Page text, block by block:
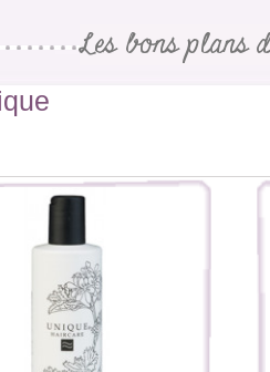
Les bons plans